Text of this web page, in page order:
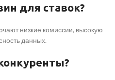
для ставок?
низкие комиссии, высокую
данных.